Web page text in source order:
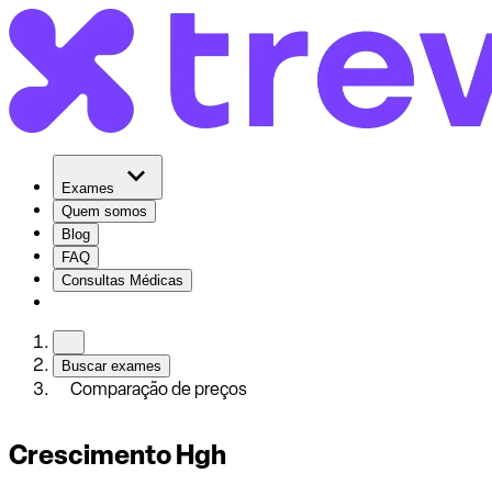
Exames
Quem somos
Blog
FAQ
Consultas Médicas
Buscar exames
Comparação de preços
Crescimento Hgh